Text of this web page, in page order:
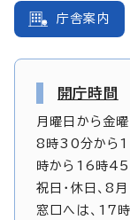
庁舎案内
開庁時間
月曜日から金曜
8時30分から
時から16時45
祝日・休日、8
窓口へは、17